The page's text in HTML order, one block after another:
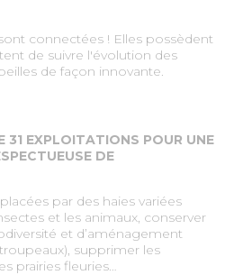
connectées ! Elles possèdent
de suivre l'évolution des
de façon innovante.
31 EXPLOITATIONS POUR UNE
DE
par des haies variées
et les animaux, conserver
et d’aménagement
supprimer les
prairies fleuries…